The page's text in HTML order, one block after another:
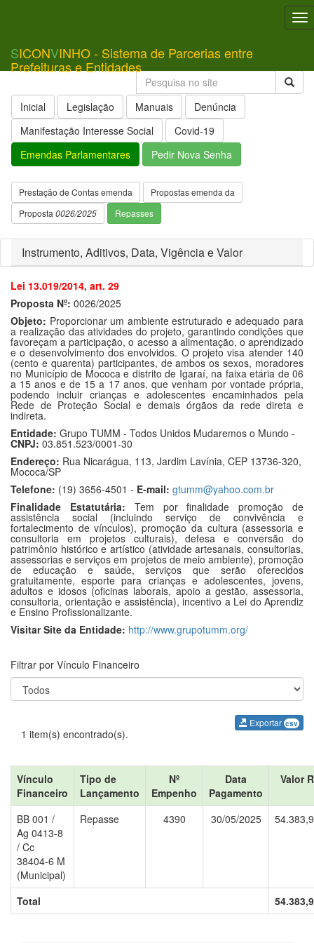
SICONVINHO - Sistema de Parcerias entre
Prefeituras e Entidades
Inicial Legislação Manuais
Denúncia
Manifestação Interesse Social
Covid-19
Emendas Parlamentares
Pedir Nova Senha
Prestação de Contas emenda
Propostas emenda da
Proposta 0026/2025 Repasses
Instrumento, Aditivos, Data, Vigência e Valor
Lei 13.019/2014, art. 29
Proposta Nº: 0026/2025
Objeto: Proporcionar um ambiente estruturado e adequado para
a realização das atividades do projeto, garantindo condições que
favoreçam a participação, o acesso a alimentação, o aprendizado
e o desenvolvimento dos envolvidos. O projeto visa atender 140
(cento e quarenta) participantes, de ambos os sexos, moradores
no Município de Mococa e distrito de Igaraí, na faixa etária de 06
a 15 anos e de 15 a 17 anos, que venham por vontade própria,
podendo incluir crianças e adolescentes encaminhados pela
Rede de Proteção Social e demais órgãos da rede direta e
indireta.
Entidade: Grupo TUMM - Todos Unidos Mudaremos o Mundo -
CNPJ: 03.851.523/0001-30
Endereço: Rua Nicarágua, 113, Jardim Lavínia, CEP 13736-320,
Mococa/SP
Telefone: (19) 3656-4501 - E-mail: gtumm@yahoo.com.br
Finalidade Estatutária: Tem por finalidade promoção de
assistência social (incluindo serviço de convivência e
fortalecimento de vínculos), promoção da cultura (assessoria e
consultoria em projetos culturais), defesa e conversão do
patrimônio histórico e artístico (atividade artesanais, consultorias,
assessorias e serviços em projetos de meio ambiente), promoção
de educação e saúde, serviços que serão oferecidos
gratuitamente, esporte para crianças e adolescentes, jovens,
adultos e idosos (oficinas laborais, apoio a gestão, assessoria,
consultoria, orientação e assistência), incentivo a Lei do Aprendiz
e Ensino Profissionalizante.
Visitar Site da Entidade: http://www.grupotumm.org/
Filtrar por Vínculo Financeiro
Exportar csv
1 item(s) encontrado(s).
Vínculo
Financeiro
Tipo de
Lançamento
Nº
Empenho
Data
Pagamento
Valor
BB 001 /
Ag 0413-8
/ Cc
38404-6 M
(Municipal)
Repasse 4390 30/05/2025
Total